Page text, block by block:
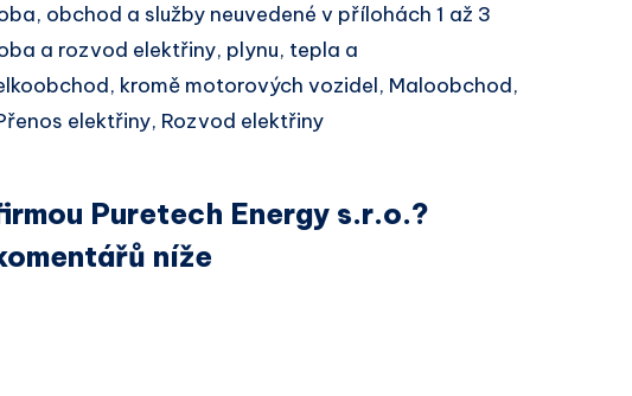
obchod a služby neuvedené v přílohách 1 až 3
a rozvod elektřiny, plynu, tepla a
kromě motorových vozidel, Maloobchod,
elektřiny, Rozvod elektřiny
Puretech Energy s.r.o.?
níže